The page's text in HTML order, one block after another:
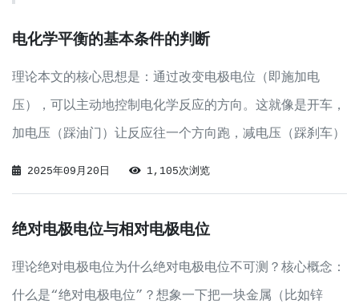
电化学平衡的基本条件的判断
理论本文的核心思想是：通过改变电极电位（即施加电
压），可以主动地控制电化学反应的方向。这就像是开车，
加电压（踩油门）让反应往一个方向跑，减电压（踩刹车）
就让反应往反方向跑。核心概念：平衡状态首先，要理解
“净的”反应，得先知道什么是“平衡”状态。对于一个简单
的电化学反应（以铜电极为例）：Cu²⁺ +
2025年09月20日 1,105次浏览
绝对电极电位与相对电极电位
理论绝对电极电位为什么绝对电极电位不可测？核心概念：
什么是“绝对电极电位”？想象一下把一块金属（比如锌